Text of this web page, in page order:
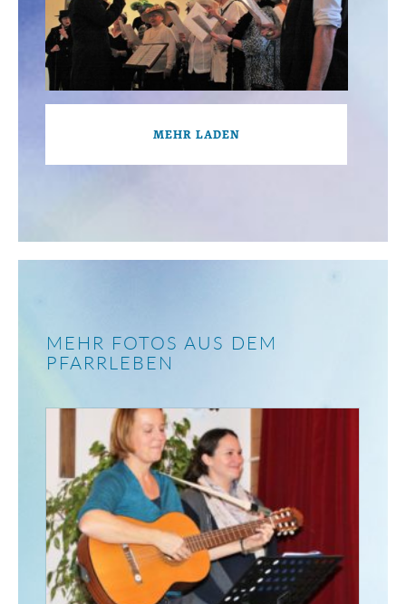
MEHR LADEN
MEHR FOTOS AUS DEM
PFARRLEBEN